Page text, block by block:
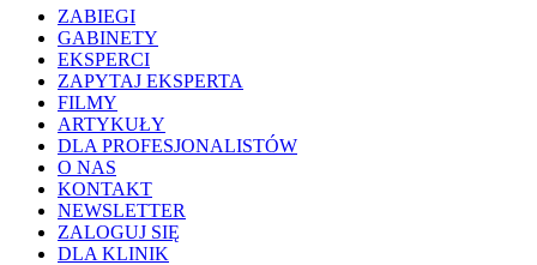
ZABIEGI
GABINETY
EKSPERCI
ZAPYTAJ EKSPERTA
FILMY
ARTYKUŁY
DLA PROFESJONALISTÓW
O NAS
KONTAKT
NEWSLETTER
ZALOGUJ SIĘ
DLA KLINIK